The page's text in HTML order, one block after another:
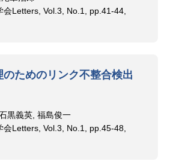
会Letters, Vol.3, No.1, pp.41-44,
ためのリンク不整合検出
黒義英, 福島俊一
会Letters, Vol.3, No.1, pp.45-48,